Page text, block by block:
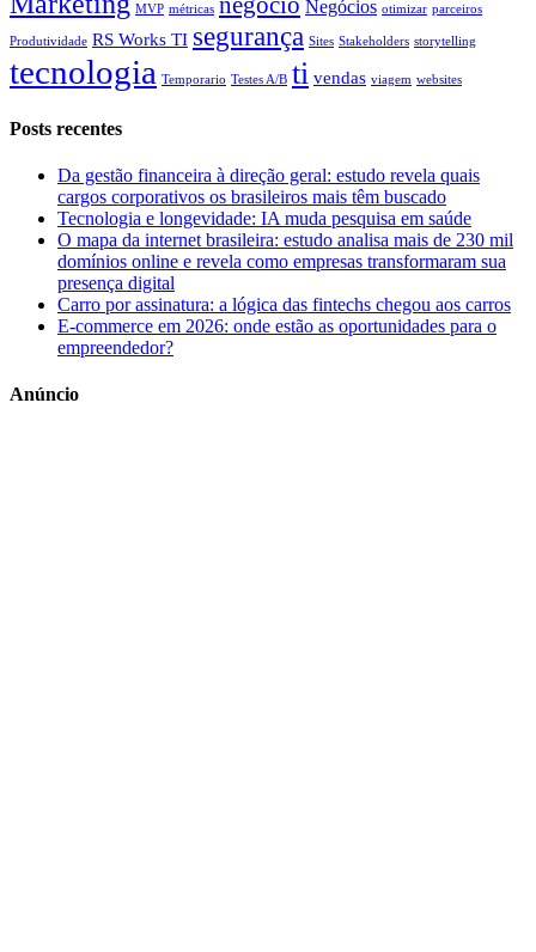
MVP métricas Negócios otimizar parceiros
Produtividade RS Works TI segurança Sites Stakeholders storytelling
tecnologia Temporario Testes A/B ti vendas viagem websites
Posts recentes
Da gestão financeira à direção geral: estudo revela quais
cargos corporativos os brasileiros mais têm buscado
Tecnologia e longevidade: IA muda pesquisa em saúde
O mapa da internet brasileira: estudo analisa mais de 230 mil
domínios online e revela como empresas transformaram sua
presença digital
Carro por assinatura: a lógica das fintechs chegou aos carros
E-commerce em 2026: onde estão as oportunidades para o
empreendedor?
Anúncio